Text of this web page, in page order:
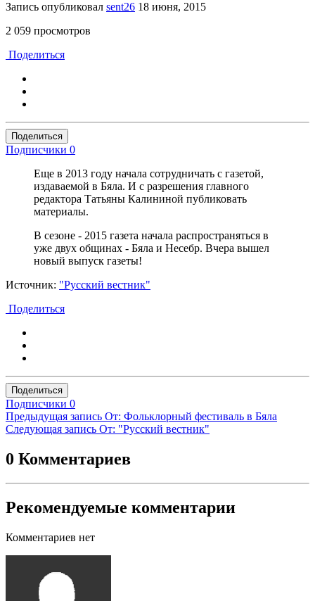
Запись опубликовал sent26 18 июня, 2015
2 059 просмотров
Поделиться
Поделиться
Подписчики 0
Еще в 2013 году начала сотрудничать с газетой,
издаваемой в Бяла. И с разрешения главного
редактора Татьяны Калининой публиковать
материалы.
В сезоне - 2015 газета начала распространяться в
уже двух общинах - Бяла и Несебр. Вчера вышел
новый выпуск газеты!
Источник: "Русский вестник"
Поделиться
Поделиться
Подписчики 0
Предыдущая запись От: Фольклорный фестиваль в Бяла
Следующая запись От: "Русский вестник"
0 Комментариев
Рекомендуемые комментарии
Комментариев нет